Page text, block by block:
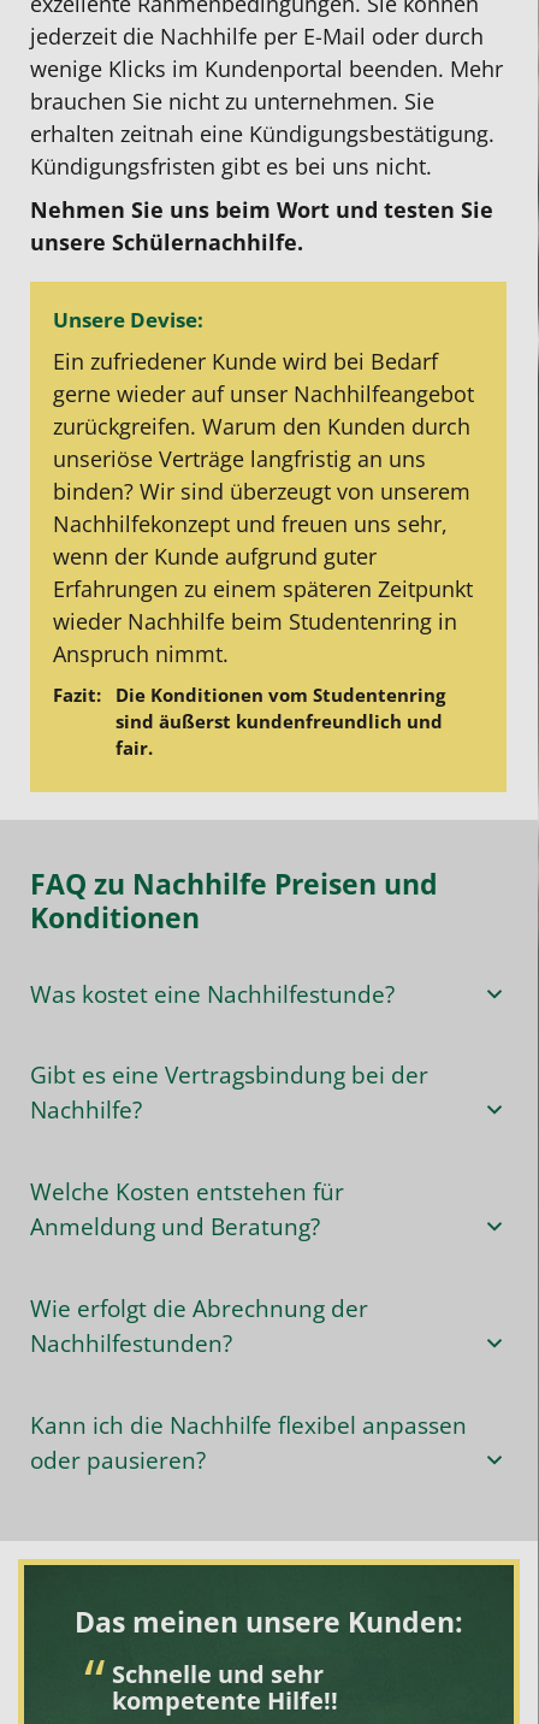
jederzeit die Nachhilfe per E-Mail oder durch
wenige Klicks im Kundenportal beenden. Mehr
brauchen Sie nicht zu unternehmen. Sie
erhalten zeitnah eine Kündigungsbestätigung.
Kündigungsfristen gibt es bei uns nicht.
Nehmen Sie uns beim Wort und testen Sie
unsere Schülernachhilfe.
Unsere Devise:
Ein zufriedener Kunde wird bei Bedarf
gerne wieder auf unser Nachhilfeangebot
zurückgreifen. Warum den Kunden durch
unseriöse Verträge langfristig an uns
binden? Wir sind überzeugt von unserem
Nachhilfekonzept und freuen uns sehr,
wenn der Kunde aufgrund guter
Erfahrungen zu einem späteren Zeitpunkt
wieder Nachhilfe beim Studentenring in
Anspruch nimmt.
Die Konditionen vom Studentenring
sind äußerst kundenfreundlich und
fair.
FAQ zu Nachhilfe Preisen und
Konditionen
Was kostet eine Nachhilfestunde?
Gibt es eine Vertragsbindung bei der
Nachhilfe?
Welche Kosten entstehen für
Anmeldung und Beratung?
Wie erfolgt die Abrechnung der
Nachhilfestunden?
Kann ich die Nachhilfe flexibel anpassen
oder pausieren?
Das meinen unsere Kunden:
Schnelle und sehr
kompetente Hilfe!!